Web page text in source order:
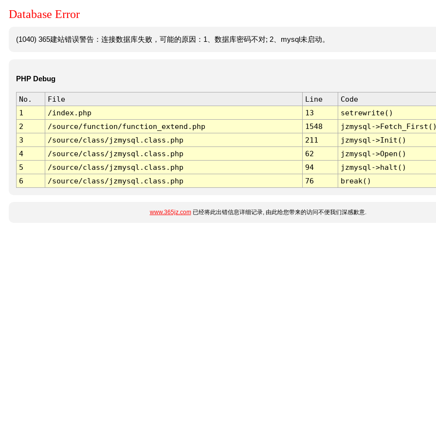
Database Error
(1040) 365建站错误警告：连接数据库失败，可能的原因：1、数据库密码不对; 2、mysql未启动。
PHP Debug
No. File Line
Code
1
/index.php 13
setrewrite()
2
/source/function/function_extend.php 1548
jzmysql-
3
/source/class/jzmysql.class.php 211
jzmysql->Init()
4
/source/class/jzmysql.class.php 62
jzmysql->Open()
5
/source/class/jzmysql.class.php 94
jzmysql->halt()
6
/source/class/jzmysql.class.php 76 break()
www.365jz.com已经将此出错信息详细记录, 由此给您带来的访问不便我们深感歉意.